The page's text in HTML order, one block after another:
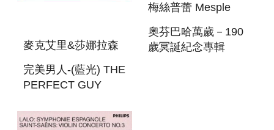
麥克艾里&莎娜拉森
完美男人-(藍光) THE
PERFECT GUY
梅絲普蕾 Mesple
奧芬巴哈萬歲－190
歲冥誕紀念專輯